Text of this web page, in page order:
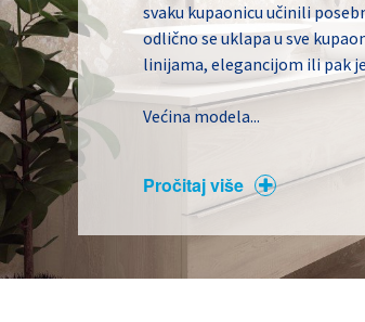
svaku kupaonicu učinili
odlično se uklapa u sve
linijama, elegancijom ili pak
Većina modela...
Pročitaj više